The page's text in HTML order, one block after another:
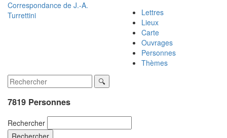
Correspondance de J.-A.
Turrettini
Lettres
Lieux
Carte
Ouvrages
Personnes
Thèmes
7819 Personnes
Rechercher
Rechercher